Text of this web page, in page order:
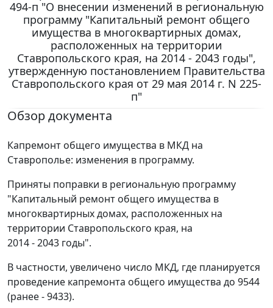
494-п "О внесении изменений в региональную
программу "Капитальный ремонт общего
имущества в многоквартирных домах,
расположенных на территории
Ставропольского края, на 2014 - 2043 годы",
утвержденную постановлением Правительства
Ставропольского края от 29 мая 2014 г. N 225-
п"
Обзор документа
Капремонт общего имущества в МКД на
Ставрополье: изменения в программу.
Приняты поправки в региональную программу
"Капитальный ремонт общего имущества в
многоквартирных домах, расположенных на
территории Ставропольского края, на
2014 - 2043 годы".
В частности, увеличено число МКД, где планируется
проведение капремонта общего имущества до 9544
(ранее - 9433).